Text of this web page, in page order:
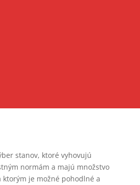
stanov, ktoré vyhovujú
normám a majú množstvo
ktorým je možné pohodlné a